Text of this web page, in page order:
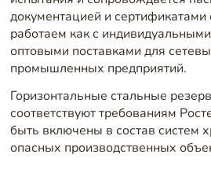
документацией и сертификатами
работаем как с
оптовыми поставками для
промышленных предприятий.
Горизонтальные стальные
соответствуют требованиям
быть включены в состав систем
опасных производственных